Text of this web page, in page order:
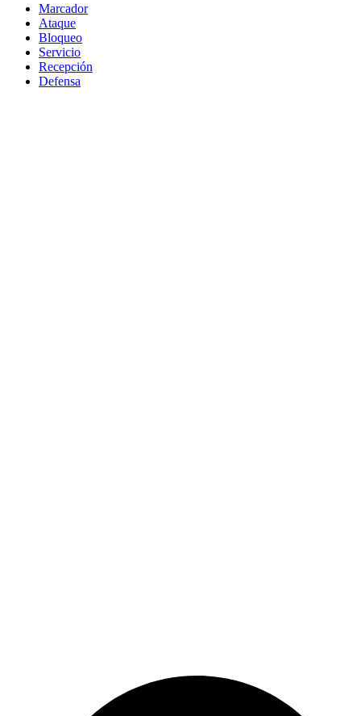
Marcador
Ataque
Bloqueo
Servicio
Recepción
Defensa